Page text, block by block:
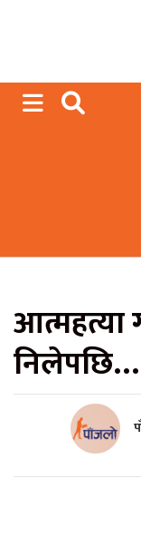
आत्महत्या
निलेपछि…